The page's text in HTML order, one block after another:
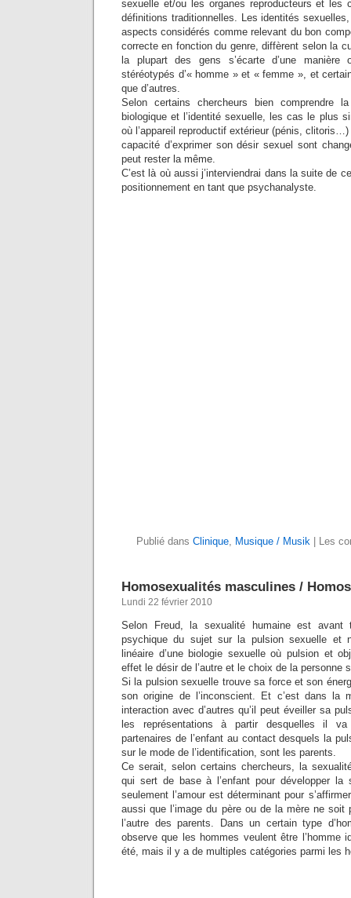
sexuelle et/ou les organes reproducteurs et les
définitions traditionnelles. Les identités
aspects considérés comme relevant du bon
correcte en fonction du genre, diffèrent selon la
la plupart des gens s’écarte d’une manière
stéréotypés d’« homme » et « femme », et
que d’autres.
Selon certains chercheurs bien comprendre
biologique et l’identité sexuelle, les cas le plus
où l’appareil reproductif extérieur (pénis,
capacité d’exprimer son désir sexuel sont
peut rester la même.
C’est là où aussi j’interviendrai dans la suite de
positionnement en tant que psychanalyste.
Publié dans Clinique, Musique / Musik| Les
Homosexualités masculines /
Lundi 22 février 2010
Selon Freud, la sexualité humaine est
psychique du sujet sur la pulsion sexuelle et
linéaire d’une biologie sexuelle où pulsion et
effet le désir de l’autre et le choix de la personne
Si la pulsion sexuelle trouve sa force et son
son origine de l’inconscient. Et c’est dans la
interaction avec d’autres qu’il peut éveiller sa
les représentations à partir desquelles il va
partenaires de l’enfant au contact desquels la
sur le mode de l’identification, sont les parents.
Ce serait, selon certains chercheurs, la
qui sert de base à l’enfant pour développer la
seulement l’amour est déterminant pour
aussi que l’image du père ou de la mère ne soit
l’autre des parents. Dans un certain type
observe que les hommes veulent être l’homme
été, mais il y a de multiples catégories parmi les